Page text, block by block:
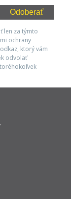
Odoberať
len za týmto
ochrany
ktorý vám
odvolať